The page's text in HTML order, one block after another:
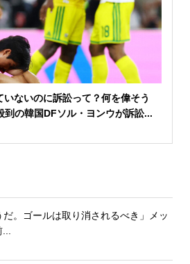
いないのに訴訟って？何を偉そう
到の韓国DFソル・ヨンウが訴訟...
だ。ゴールは取り消されるべき」メッ